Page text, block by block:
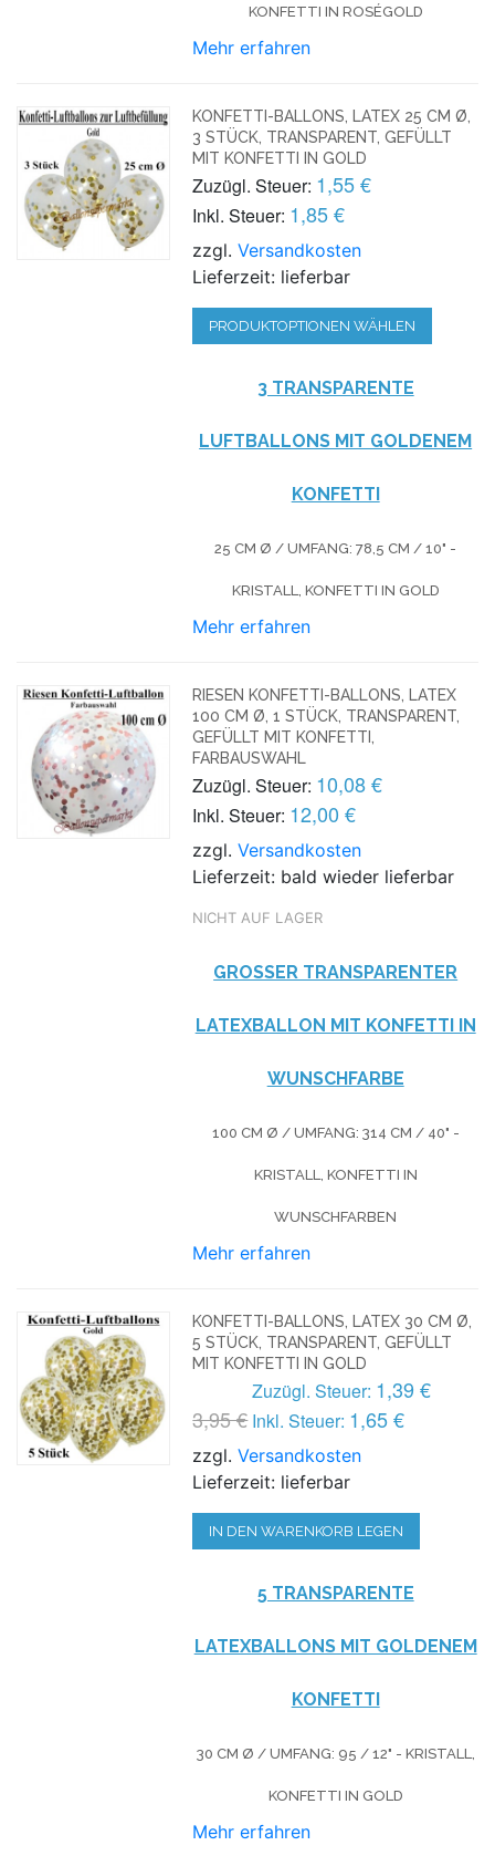
KONFETTI IN ROSÉGOLD
Mehr erfahren
KONFETTI-BALLONS, LATEX 25 CM Ø,
3 STÜCK, TRANSPARENT, GEFÜLLT
MIT KONFETTI IN GOLD
Zuzügl. Steuer: 1,55 €
Inkl. Steuer: 1,85 €
zzgl.Versandkosten
Lieferzeit: lieferbar
PRODUKTOPTIONEN WÄHLEN
3 TRANSPARENTE
LUFTBALLONS MIT GOLDENEM
KONFETTI
25 CM Ø / UMFANG: 78,5 CM / 10" -
KRISTALL, KONFETTI IN GOLD
Mehr erfahren
RIESEN KONFETTI-BALLONS, LATEX
100 CM Ø, 1 STÜCK, TRANSPARENT,
GEFÜLLT MIT KONFETTI,
FARBAUSWAHL
Zuzügl. Steuer: 10,08 €
Inkl. Steuer: 12,00 €
zzgl.Versandkosten
Lieferzeit: bald wieder lieferbar
NICHT AUF LAGER
GROSSER TRANSPARENTER L
ATEXBALLON MIT KONFETTI IN W
UNSCHFARBE
100 CM Ø / UMFANG: 314 CM / 40" -
KRISTALL, KONFETTI IN
WUNSCHFARBEN
Mehr erfahren
KONFETTI-BALLONS, LATEX 30 CM Ø,
5 STÜCK, TRANSPARENT, GEFÜLLT
MIT KONFETTI IN GOLD
3,95 €
Zuzügl. Steuer: 1,39 €
Inkl. Steuer: 1,65 €
zzgl.Versandkosten
Lieferzeit: lieferbar
IN DEN WARENKORB LEGEN
5 TRANSPARENTE
LATEXBALLONS MIT GOLDENEM
KONFETTI
30 CM Ø / UMFANG: 95 / 12" - KRISTALL,
KONFETTI IN GOLD
Mehr erfahren